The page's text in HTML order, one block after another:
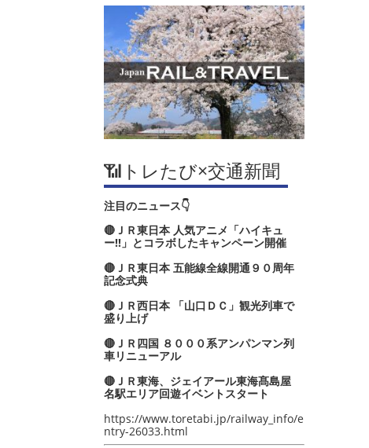
📶トレたび×交通新聞
注目のニュース👇
🔴ＪＲ東日本 人気アニメ「ハイキュ
ー‼」とコラボしたキャンペーン開催
🔴ＪＲ東日本 五能線全線開通９０周年
記念式典
🔴ＪＲ西日本 「山口ＤＣ」観光列車で
盛り上げ
🔴ＪＲ四国 ８０００系アンパンマン列
車リニューアル
🔴ＪＲ東海、ジェイアール東海髙島屋
名駅エリア回遊イベントスタート
https://www.toretabi.jp/railway_info/e
ntry-26033.html